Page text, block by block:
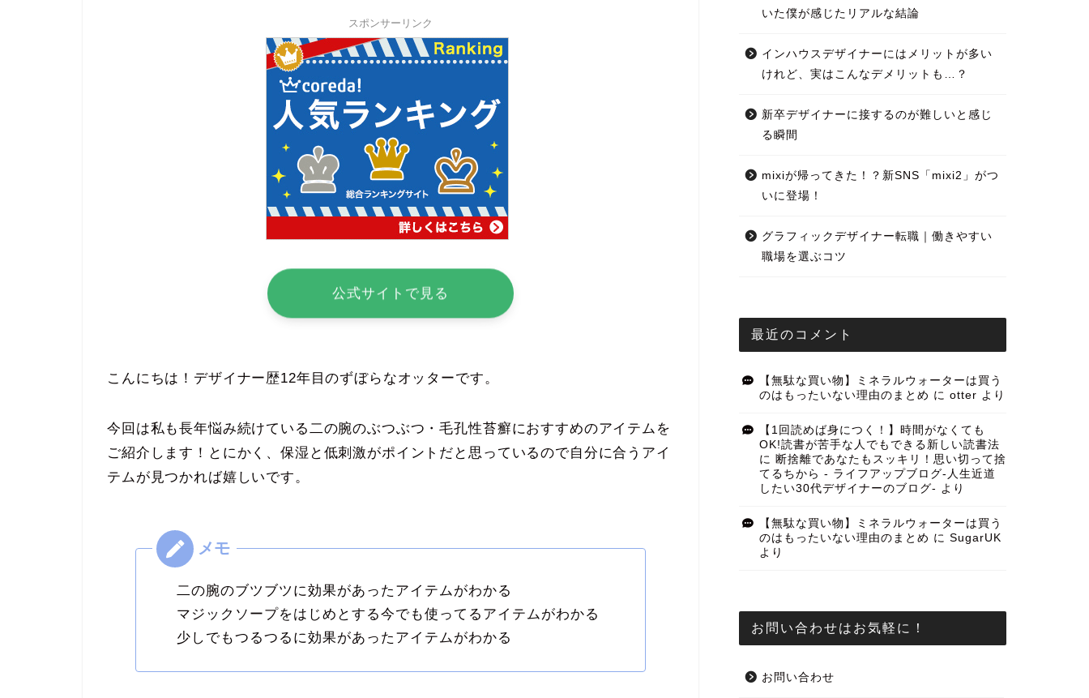
スポンサーリンク
公式サイトで見る
こんにちは！デザイナー歴12年目のずぼらなオッターです。
今回は私も長年悩み続けている二の腕のぶつぶつ・毛孔性苔癬におすすめのアイテムを
ご紹介します！とにかく、保湿と低刺激がポイントだと思っているので自分に合うアイ
テムが見つかれば嬉しいです。
二の腕のブツブツに効果があったアイテムがわかる
マジックソープをはじめとする今でも使ってるアイテムがわかる
少しでもつるつるに効果があったアイテムがわかる
いた僕が感じたリアルな結論
インハウスデザイナーにはメリットが多い
けれど、実はこんなデメリットも…？
新卒デザイナーに接するのが難しいと感じ
る瞬間
mixiが帰ってきた！？新SNS「mixi2」がつ
いに登場！
グラフィックデザイナー転職｜働きやすい
職場を選ぶコツ
最近のコメント
【無駄な買い物】ミネラルウォーターは買う
のはもったいない理由のまとめ に otter より
【1回読めば身につく！】時間がなくても
OK!読書が苦手な人でもできる新しい読書法
に 断捨離であなたもスッキリ！思い切って捨
てるちから - ライフアップブログ-人生近道
したい30代デザイナーのブログ- より
【無駄な買い物】ミネラルウォーターは買う
のはもったいない理由のまとめ に SugarUK
より
お問い合わせはお気軽に！
お問い合わせ